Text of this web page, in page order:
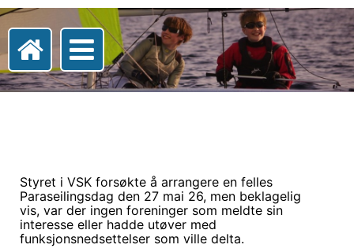
Styret i VSK forsøkte å arrangere en felles
Paraseilingsdag den 27 mai 26, men beklagelig
vis, var der ingen foreninger som meldte sin
interesse eller hadde utøver med
funksjonsnedsettelser som ville delta.